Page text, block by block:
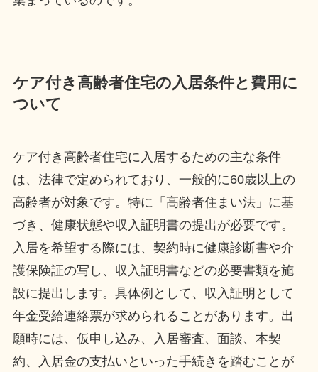
ケア付き高齢者住宅の入居条件と費用に
ついて
ケア付き高齢者住宅に入居するための主な条件
は、法律で定められており、一般的に60歳以上の
高齢者が対象です。特に「高齢者住まい法」に基
づき、健康状態や収入証明書の提出が必要です。
入居を希望する際には、契約時に健康診断書や介
護保険証の写し、収入証明書などの必要書類を施
設に提出します。具体例として、収入証明として
年金受給連絡票が求められることがあります。出
願時には、仮申し込み、入居審査、面談、本契
約、入居金の支払いといった手続きを踏むことが